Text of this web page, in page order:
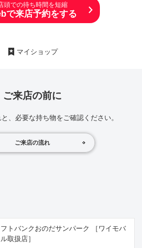
頭での待ち時間を短縮
で来店予約をする
マイショップ
ご来店の前に
、必要な持ち物をご確認ください。
ご来店の流れ
フトバンクおのだサンパーク ［ワイモバ
取扱店］